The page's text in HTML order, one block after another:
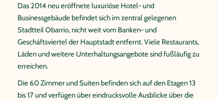
Das 2014 neu eröffnete luxuriöse Hotel- und
Businessgebäude befindet sich im zentral gelegenen
Stadtteil Obarrio, nicht weit vom Banken- und
Geschäftsviertel der Hauptstadt entfernt. Viele Restaurants,
Läden und weitere Unterhaltungsangebote sind fußläufig zu
erreichen.
Die 60 Zimmer und Suiten befinden sich auf den Etagen 13
bis 17 und verfügen über eindrucksvolle Ausblicke über die